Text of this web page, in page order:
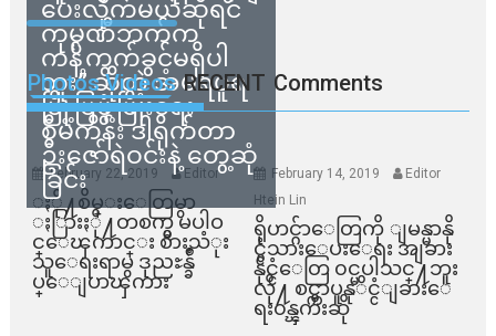
ပေးလိုက်မယ်ဆိုရင်
ကုမ္ပဏီဘက်က
ကန့်ကွက်ခွင့်မရှိပါ
ဘူး” ဆိုတဲ့ အမရပူရ
မြို့ပြဖွံ့ဖြိုးရေး
စီမံကိန်း ဒါရိုက်တာ
ဦးဇော်ရဲဝင်းနဲ့ တွေ့ဆုံ
ခြင်း
Photos Videos RECENT Comments
February 22, 2019 Editor
ႏို႔စိမ္းေတြမွာ
ႏြားႏို႔တစက္မွ မပါဝ
င္ေၾကာင္း စားသံုး
သူေရးရာမွ ဒုညႊန္ခ်ဳ
ပ္ေျပာၾကား
February 14, 2019
Editor
Htein Lin
ရိုဟင္ဂ်ာေတြကို ျမန္မာနို
င္ငံသားေပးေရး အျခား
နိုင္ငံေတြ ၀င္မပါသင္႔ဘူး
လို႔ စင္ကာပူနုိင္ငံျခားေ
ရး၀န္ၾကီးဆို